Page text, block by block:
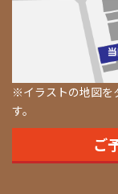
※イラストの地図を
す。
ご